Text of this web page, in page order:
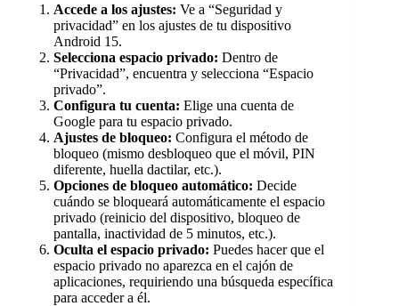
Accede a los ajustes: Ve a “Seguridad y
privacidad” en los ajustes de tu dispositivo
Android 15.
Selecciona espacio privado: Dentro de
“Privacidad”, encuentra y selecciona “Espacio
privado”.
Configura tu cuenta: Elige una cuenta de
Google para tu espacio privado.
Ajustes de bloqueo: Configura el método de
bloqueo (mismo desbloqueo que el móvil, PIN
diferente, huella dactilar, etc.).
Opciones de bloqueo automático: Decide
cuándo se bloqueará automáticamente el espacio
privado (reinicio del dispositivo, bloqueo de
pantalla, inactividad de 5 minutos, etc.).
Oculta el espacio privado: Puedes hacer que el
espacio privado no aparezca en el cajón de
aplicaciones, requiriendo una búsqueda específica
para acceder a él.